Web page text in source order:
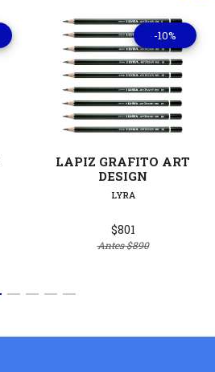
-10%
LAPIZ GRAFITO ART
DESIGN
LYRA
$801
Antes$890